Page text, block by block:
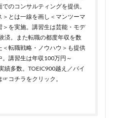
のコンサルティングを提供。
とは一線を画し＜マンツーマ
を実施。講習生は芸能・モデ
済。また転職の都度年収を数
転職戦略・ノウハウ＞も提供
講習生は年収100万円～
績多数。TOEIC900越え／バイ
☞コチラをクリック 。